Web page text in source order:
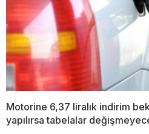
Motorine 6,37 liralık indirim
yapılırsa tabelalar